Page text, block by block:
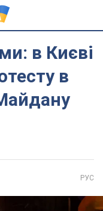
в Києві
в
РУС